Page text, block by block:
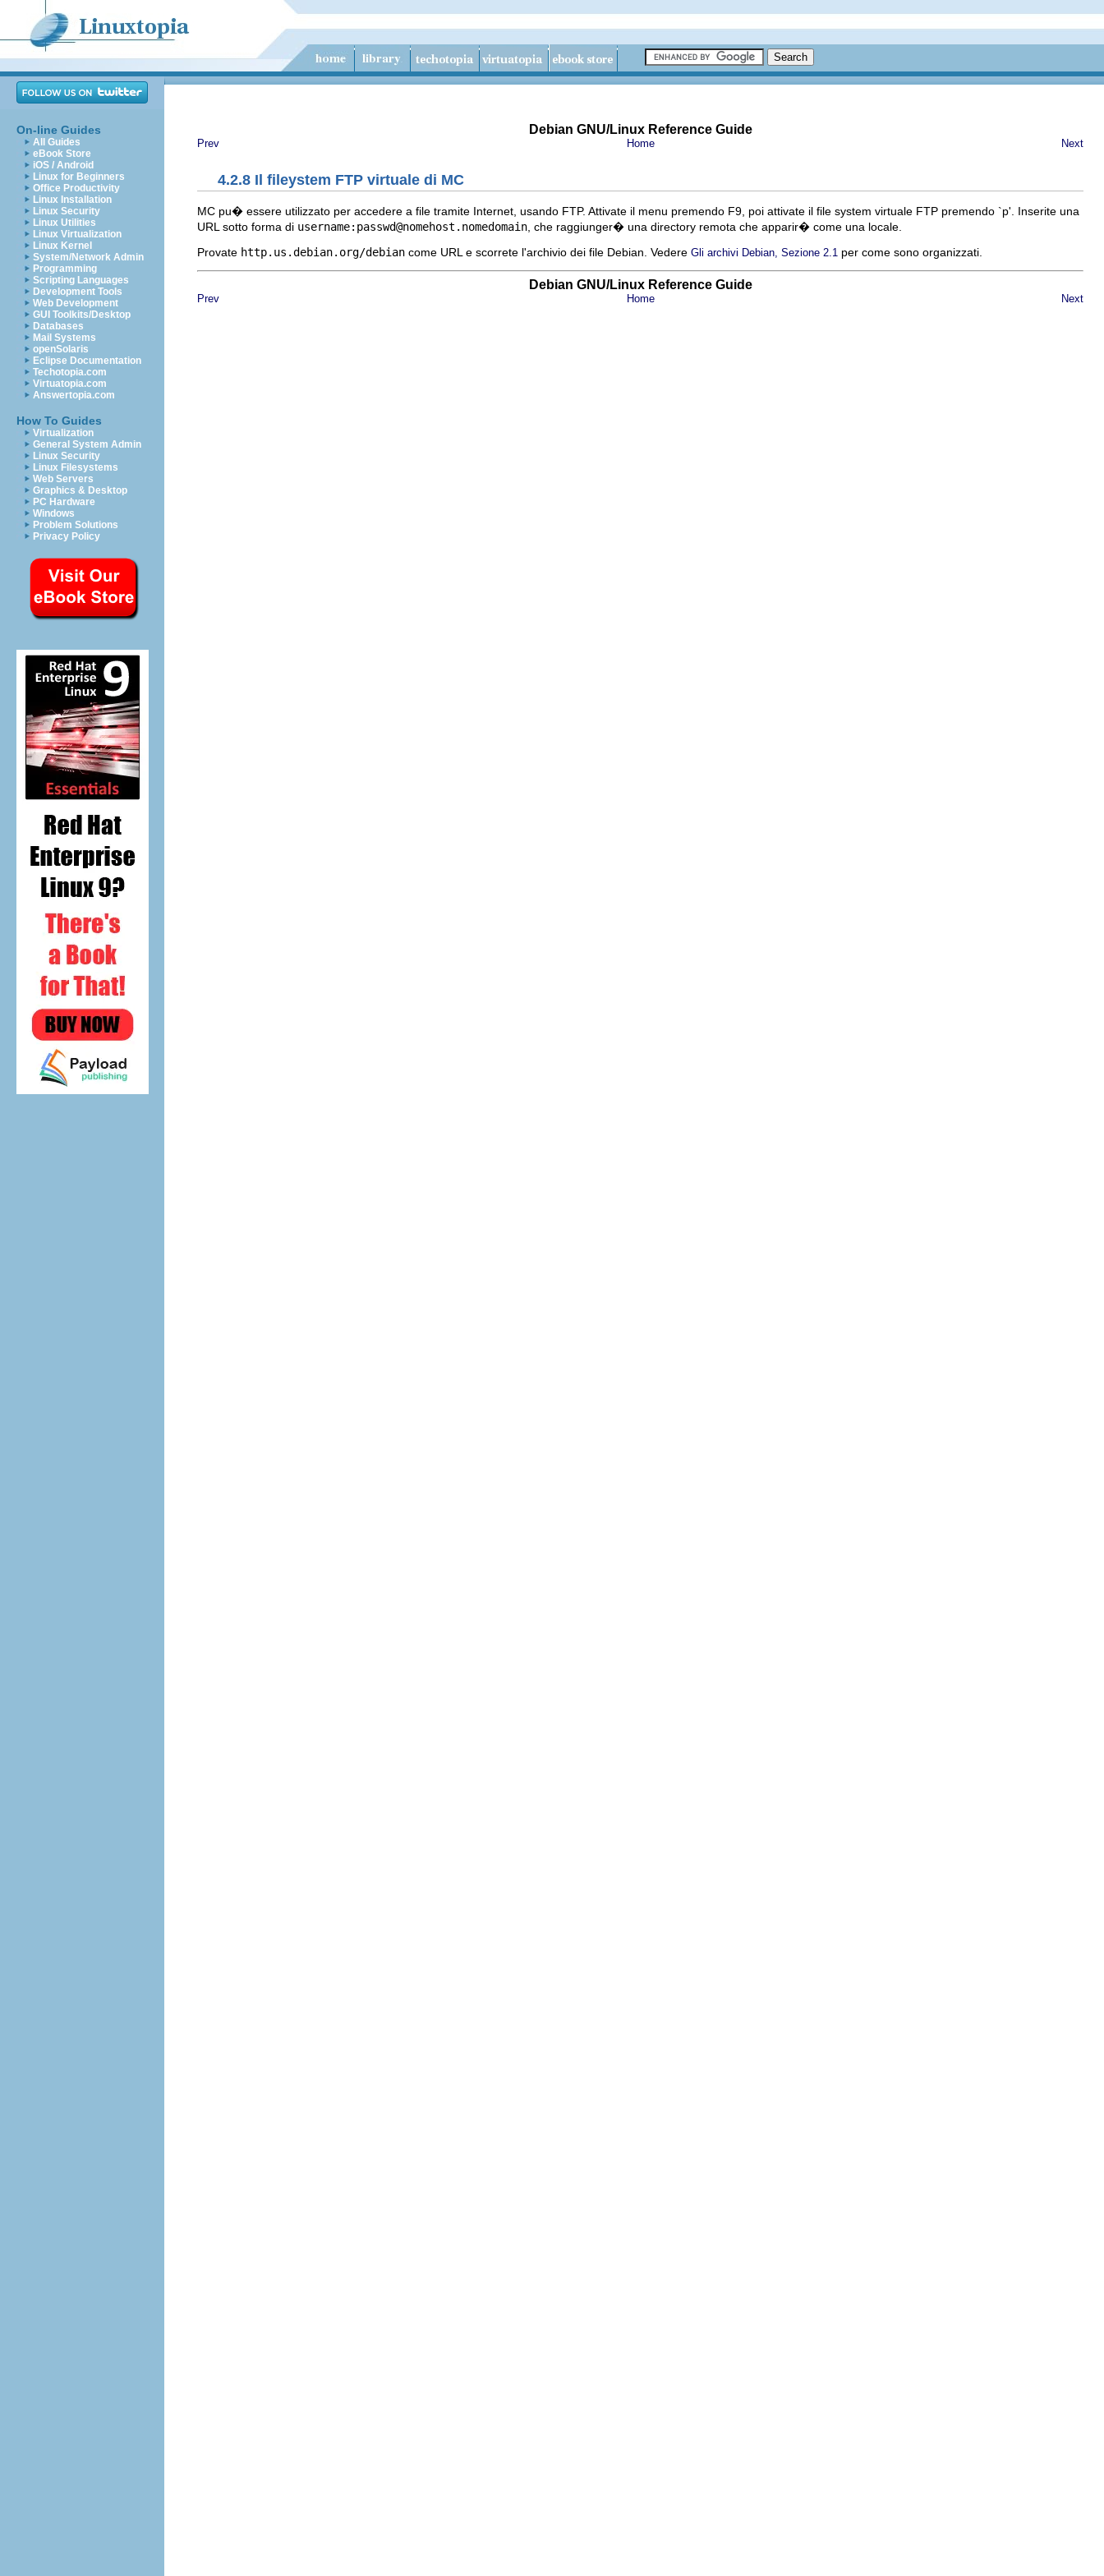
On-line Guides
All Guides
eBook Store
iOS / Android
Linux for Beginners
Office Productivity
Linux Installation
Linux Security
Linux Utilities
Linux Virtualization
Linux Kernel
System/Network Admin
Programming
Scripting Languages
Development Tools
Web Development
GUI Toolkits/Desktop
Databases
Mail Systems
openSolaris
Eclipse Documentation
Techotopia.com
Virtuatopia.com
Answertopia.com
How To Guides
Virtualization
General System Admin
Linux Security
Linux Filesystems
Web Servers
Graphics & Desktop
PC Hardware
Windows
Problem Solutions
Privacy Policy
Debian GNU/Linux Reference Guide
Prev Home Next
4.2.8 Il fileystem FTP virtuale di MC
MC pu� essere utilizzato per accedere a file tramite Internet, usando FTP. Attivate il menu premendo F9, poi attivate il file system virtuale FTP premendo `p'. Inserite una
URL sotto forma di username: passwd@nomehost.nomedomain , che raggiunger� una directory remota che apparir� come una locale.
Provate http.us.debian.org/debian come URL e scorrete l'archivio dei file Debian. Vedere Gli archivi Debian, Sezione 2.1 per come sono organizzati.
Debian GNU/Linux Reference Guide
Prev Home Next